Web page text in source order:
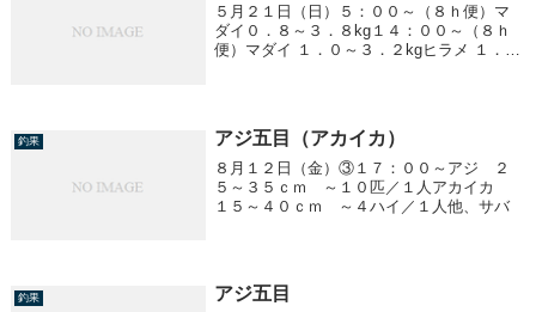
５月２１日（日）５：００～（８ｈ便）マ
ダイ０．８～３．８kg１４：００～（８ｈ
便）マダイ １．０～３．２kgヒラメ １．２
釣果 アジ五目（アカイカ）
８月１２日（金）③１７：００～アジ ２
５～３５ｃｍ ～１０匹／１人アカイカ
１５～４０ｃｍ ～４ハイ／１人他、サバ
釣果 アジ五目